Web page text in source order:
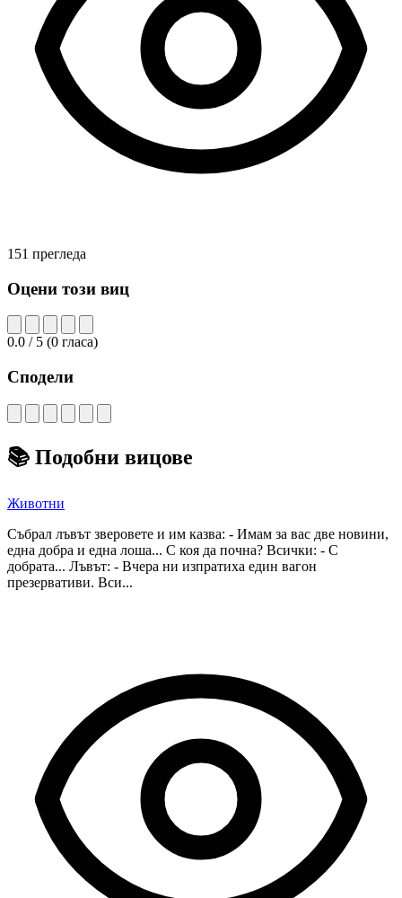
151 прегледа
Оцени този виц
0.0 / 5 (0 гласа)
Сподели
📚 Подобни вицове
Животни
Събрал лъвът зверовете и им казва: - Имам за вас две новини,
една добра и една лоша... С коя да почна? Всички: - С
добрата... Лъвът: - Вчера ни изпратиха един вагон
презервативи. Вси...